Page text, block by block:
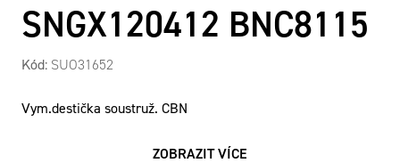
SNGX120412 BNC8115
Kód: SUO31652
Vym.destička soustruž. CBN
ZOBRAZIT VÍCE